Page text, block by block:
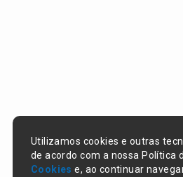
Utilizamos cookies e outras
de acordo com a nossa Política
Cookies e, ao continuar